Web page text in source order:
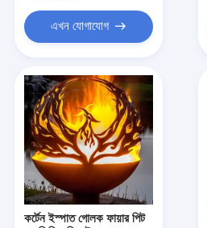
বাড়ি
পণ্য
আমাদের সম্পর্কে
এখন যোগাযোগ
কর্টেন ইস্পাত গোলক ফায়ার পিট